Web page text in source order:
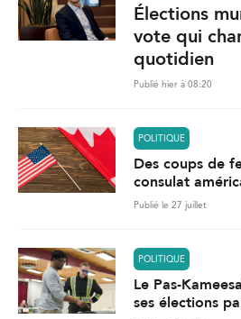
Élections
vote qui
quotidien
Publié hier à 08:20
POLITIQUE
Des coups de
consulat
Publié le 27 juillet
POLITIQUE
Le Pas-
ses élections